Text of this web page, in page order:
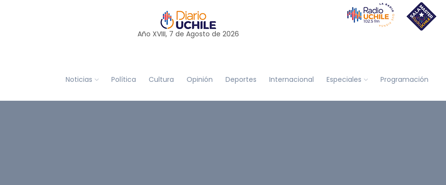
Año XVIII, 7 de Agosto de 2026
Noticias Política Cultura Opinión Deportes Internacional Especiales Programación